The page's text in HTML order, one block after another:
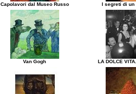
Capolavori dal Museo Russo I segreti di un
Van Gogh LA DOLCE